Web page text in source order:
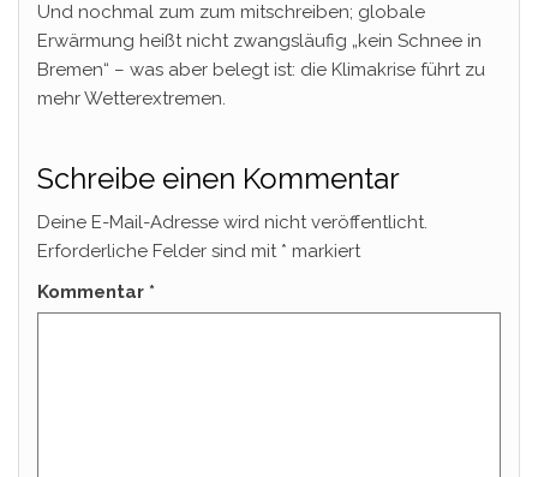
Und nochmal zum zum mitschreiben; globale
Erwärmung heißt nicht zwangsläufig „kein Schnee in
Bremen“ – was aber belegt ist: die Klimakrise führt zu
mehr Wetterextremen.
Schreibe einen Kommentar
Deine E-Mail-Adresse wird nicht veröffentlicht.
Erforderliche Felder sind mit * markiert
Kommentar *